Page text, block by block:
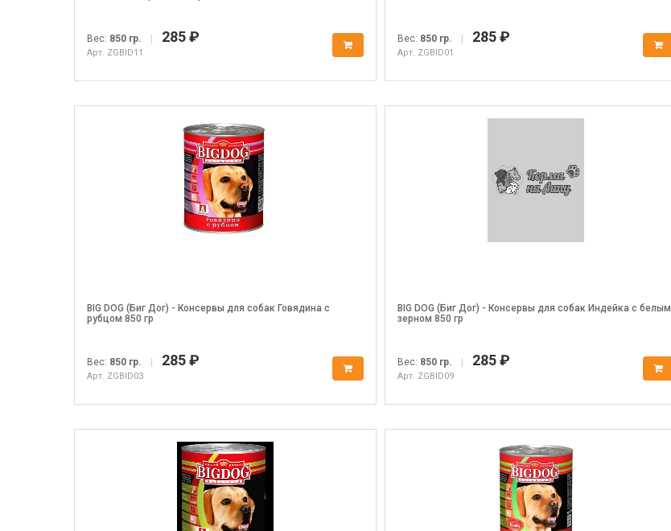
Вес: 850 гр. 285 ₽
Арт. ZGBID11
Вес: 850 гр. 285 ₽
Арт. ZGBID01
BIG DOG (Биг Дог) - Консервы для собак Говядина с
рубцом 850 гр
Вес: 850 гр. 285 ₽
Арт. ZGBID03
BIG DOG (Биг Дог) - Консервы для собак Индейка с белым
зерном 850 гр
Вес: 850 гр. 285 ₽
Арт. ZGBID09